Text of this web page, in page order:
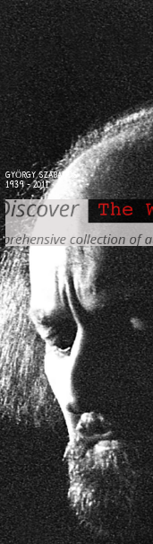
GYÖRGY SZABADOS
1939 - 2011